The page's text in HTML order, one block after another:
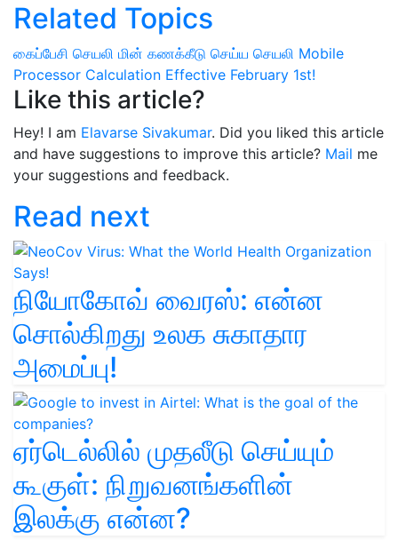
Related Topics
கைப்பேசி செயலி மின் கணக்கீடு செய்ய செயலி Mobile
Processor Calculation Effective February 1st!
Like this article?
Hey! I am Elavarse Sivakumar. Did you liked this article
and have suggestions to improve this article? Mail me
your suggestions and feedback.
Read next
நியோகோவ் வைரஸ்: என்ன
சொல்கிறது உலக சுகாதார
அமைப்பு!
ஏர்டெல்லில் முதலீடு செய்யும்
கூகுள்: நிறுவனங்களின்
இலக்கு என்ன?